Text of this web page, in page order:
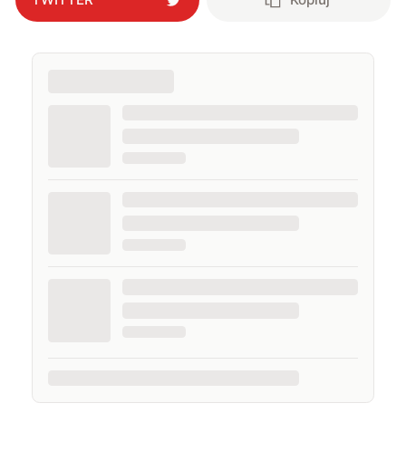
komputerowymi czy sportem.